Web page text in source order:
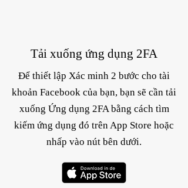
Tải xuống ứng dụng 2FA
Để thiết lập Xác minh 2 bước cho tài
khoản Facebook của bạn, bạn sẽ cần tải
xuống Ứng dụng 2FA bằng cách tìm
kiếm ứng dụng đó trên App Store hoặc
nhấp vào nút bên dưới.